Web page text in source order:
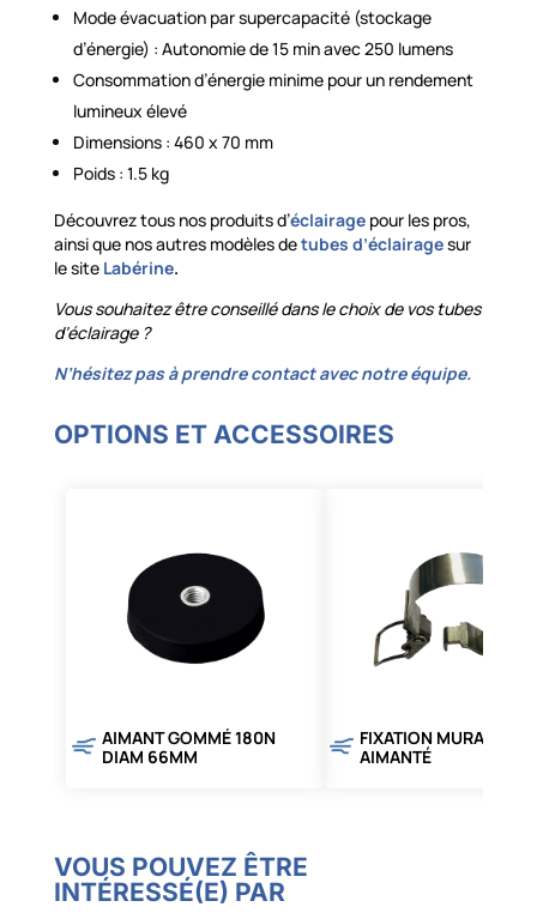
Mode évacuation par supercapacité (stockage
d’énergie) : Autonomie de 15 min avec 250 lumens
Consommation d’énergie minime pour un rendement
lumineux élevé
Dimensions : 460 x 70 mm
Poids : 1.5 kg
Découvrez tous nos produits d’éclairagepour les pros,
ainsi que nos autres modèles detubes d’éclairagesur
le siteLabérine.
Vous souhaitez être conseillé dans le choix de vos tubes
d’éclairage ?
N’hésitez pas à prendre contact avec notre équipe.
OPTIONS ET ACCESSOIRES
AIMANT GOMMÉ 180N
DIAM 66MM
FIXATION MURALE OU
AIMANTÉ
VOUS POUVEZ ÊTRE
INTÉRESSÉ(E) PAR